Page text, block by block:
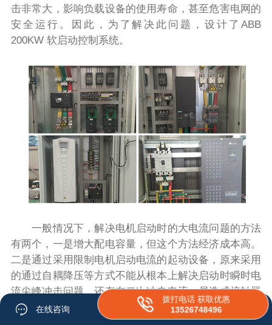
击非常大，影响负载设备的使用寿命，甚至危害电网的
安全运行。因此，为了解决此问题，设计了ABB
200KW 软启动控制系统。
一般情况下，解决电机启动时的大电流问题的方法
有两个，一是增大配电容量，但这个方法经济成本高。
二是通过采用限制电机启动电流的起动设备，原来采用
的通过自耦降压等方式不能从根本上解决启动时瞬时电
流尖峰冲击问题，还存在二次冲击电流，易造成接触器
触点拉弧、损坏等问题，严重时烧毁开关、电动机，影
在线咨询
拨打电话 获取优惠
13526748496